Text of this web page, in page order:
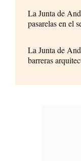
La Junta de
pasarelas en el
La Junta de
barreras